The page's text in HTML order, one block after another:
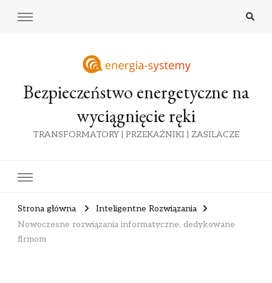
Bezpieczeństwo energetyczne na
wyciągnięcie ręki
TRANSFORMATORY | PRZEKAŹNIKI | ZASILACZE
Strona główna
Inteligentne Rozwiązania
Nowoczesne rozwiązania informatyczne, dedykowane
firmom